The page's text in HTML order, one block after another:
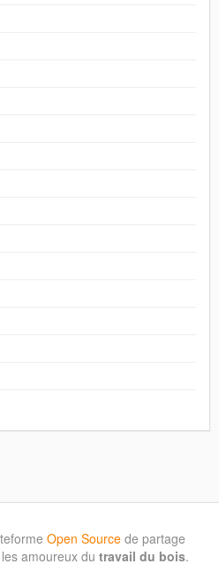
Open Source de partage
amoureux du travail du bois.